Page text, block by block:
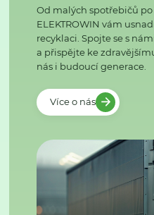
Od malých spotřebičů
ELEKTROWIN vám
recyklaci. Spojte se s
a přispějte ke
nás i budoucí generace.
Více o nás